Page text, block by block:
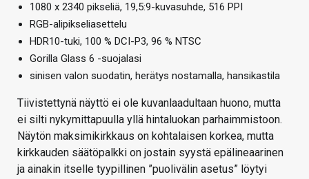
1080 x 2340 pikseliä, 19,5:9-kuvasuhde, 516 PPI
RGB-alipikseliasettelu
HDR10-tuki, 100 % DCI-P3, 96 % NTSC
Gorilla Glass 6 -suojalasi
sinisen valon suodatin, herätys nostamalla, hansikastila
Tiivistettynä näyttö ei ole kuvanlaadultaan huono, mutta
ei silti nykymittapuulla yllä hintaluokan parhaimmistoon.
Näytön maksimikirkkaus on kohtalaisen korkea, mutta
kirkkauden säätöpalkki on jostain syystä epälineaarinen
ja ainakin itselle tyypillinen ”puolivälin asetus” löytyi